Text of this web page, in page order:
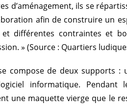
d’aménagement, ils se
afin de construire un
différentes contraintes et
» (Source : Quartiers
compose de deux supports :
informatique. Pendant
une maquette vierge que le